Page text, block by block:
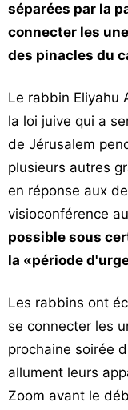
séparées par la
connecter les
des pinacles du
Le rabbin Eliyahu
la loi juive qui a
de Jérusalem
plusieurs autres
en réponse aux
visioconférence
possible sous
la «période
Les rabbins ont
se connecter les
prochaine soirée
allument leurs
Zoom avant le